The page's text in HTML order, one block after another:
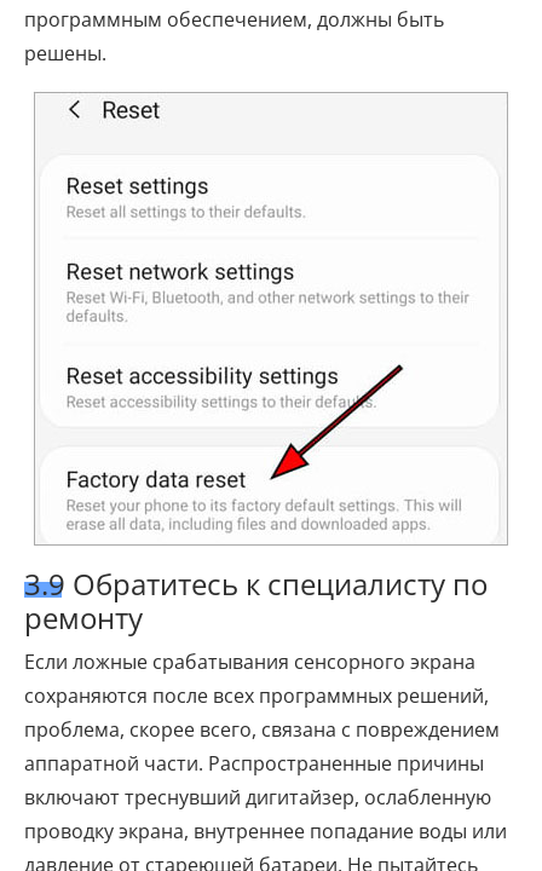
программным обеспечением, должны быть
решены.
3.9 Обратитесь к специалисту по
ремонту
Если ложные срабатывания сенсорного экрана
сохраняются после всех программных решений,
проблема, скорее всего, связана с повреждением
аппаратной части. Распространенные причины
включают треснувший дигитайзер, ослабленную
проводку экрана, внутреннее попадание воды или
давление от стареющей батареи. Не пытайтесь